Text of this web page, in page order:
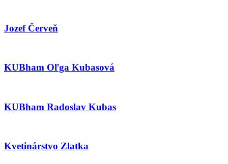
Jozef Červeň
KUBham Oľga Kubasová
KUBham Radoslav Kubas
Kvetinárstvo Zlatka